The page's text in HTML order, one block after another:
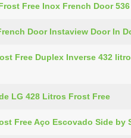
Free Inox French Door
Door Instaview Door In
Free Duplex Inverse 432
LG 428 Litros Frost Free
Free Aço Escovado Side by